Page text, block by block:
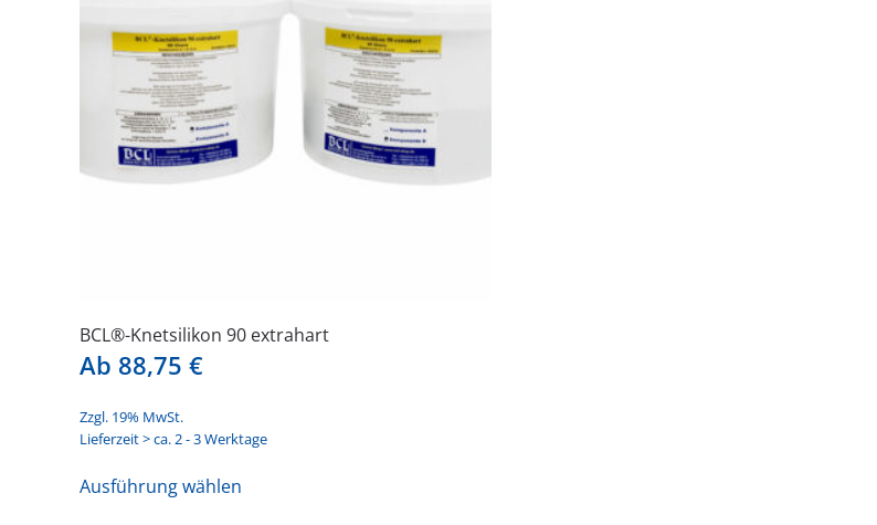
BCL®-Knetsilikon 90 extrahart
Ab 88,75 €
Zzgl. 19% MwSt.
Lieferzeit > ca. 2 - 3 Werktage
Ausführung wählen